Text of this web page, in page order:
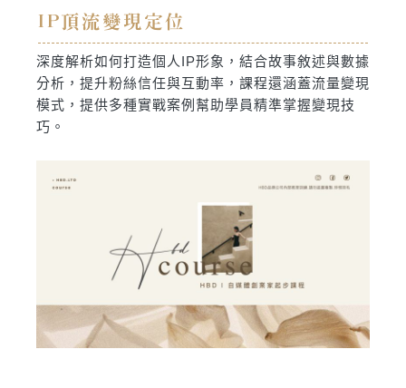
IP頂流變現定位
深度解析如何打造個人IP形象，結合故事敘述與數據
分析，提升粉絲信任與互動率，課程還涵蓋流量變現
模式，提供多種實戰案例幫助學員精準掌握變現技
巧。